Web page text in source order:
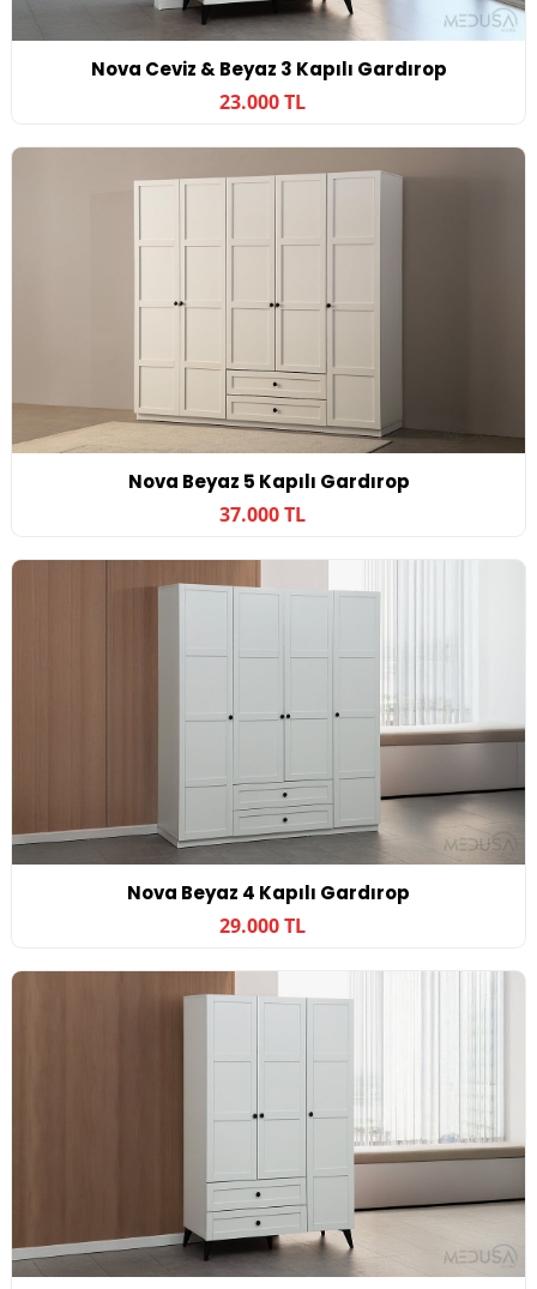
Nova Ceviz & Beyaz 3 Kapılı Gardırop
23.000 TL
Nova Beyaz 5 Kapılı Gardırop
37.000 TL
Nova Beyaz 4 Kapılı Gardırop
29.000 TL